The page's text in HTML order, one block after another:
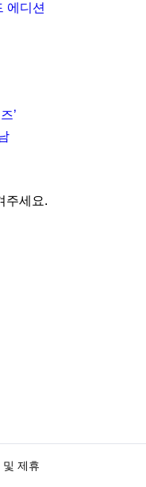
에디션
’
주세요.
및 제휴